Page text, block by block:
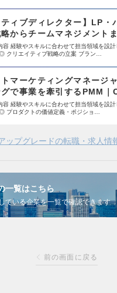
ティブディレクター】LP・
からチームマネジメント
経験やスキルに合わせて担当領域を設計
クリエイティブ戦略の立案 ブラン…
トマーケティングマネージ
で事業を牽引するPMM｜
経験やスキルに合わせて担当領域を設計
プロダクトの価値定義・ポジショ…
ップグレードの転職・求人情
一覧はこちら
ている企業を一覧で確認できます
前の画面に戻る